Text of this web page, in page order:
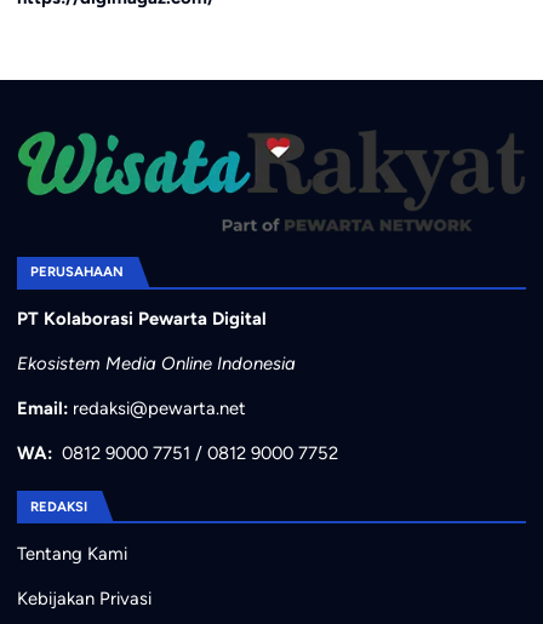
PERUSAHAAN
PT Kolaborasi Pewarta Digital
Ekosistem Media Online Indonesia
Email: redaksi@pewarta.net
WA: 0812 9000 7751 / 0812 9000 7752
REDAKSI
Tentang Kami
Kebijakan Privasi